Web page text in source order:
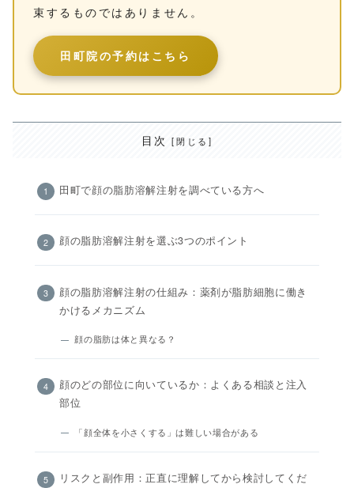
束するものではありません。
田町院の予約はこちら
目次
田町で顔の脂肪溶解注射を調べている方へ
顔の脂肪溶解注射を選ぶ3つのポイント
顔の脂肪溶解注射の仕組み：薬剤が脂肪細胞に働き
かけるメカニズム
顔の脂肪は体と異なる？
顔のどの部位に向いているか：よくある相談と注入
部位
「顔全体を小さくする」は難しい場合がある
リスクと副作用：正直に理解してから検討してくだ